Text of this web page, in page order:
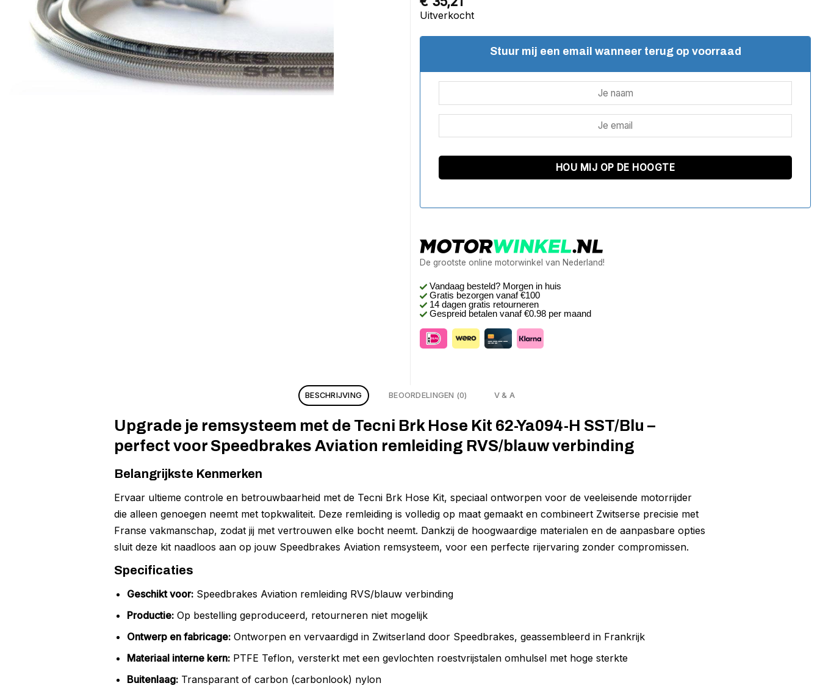
Uitverkocht
Stuur mij een email wanneer terug op voorraad
De grootste online motorwinkel van Nederland!
Vandaag besteld? Morgen in huis
Gratis bezorgen vanaf €100
14 dagen gratis retourneren
Gespreid betalen vanaf €0.98 per maand
BESCHRIJVING BEOORDELINGEN (0) V & A
Upgrade je remsysteem met de Tecni Brk Hose Kit 62-Ya094-H SST/Blu –
perfect voor Speedbrakes Aviation remleiding RVS/blauw verbinding
Belangrijkste Kenmerken
Ervaar ultieme controle en betrouwbaarheid met de Tecni Brk Hose Kit, speciaal ontworpen voor de veeleisende motorrijder
die alleen genoegen neemt met topkwaliteit. Deze remleiding is volledig op maat gemaakt en combineert Zwitserse precisie met
Franse vakmanschap, zodat jij met vertrouwen elke bocht neemt. Dankzij de hoogwaardige materialen en de aanpasbare opties
sluit deze kit naadloos aan op jouw Speedbrakes Aviation remsysteem, voor een perfecte rijervaring zonder compromissen.
Specificaties
Geschikt voor:Speedbrakes Aviation remleiding RVS/blauw verbinding
Productie:Op bestelling geproduceerd, retourneren niet mogelijk
Ontwerp en fabricage:Ontworpen en vervaardigd in Zwitserland door Speedbrakes, geassembleerd in Frankrijk
Materiaal interne kern:PTFE Teflon, versterkt met een gevlochten roestvrijstalen omhulsel met hoge sterkte
Buitenlaag:Transparant of carbon (carbonlook) nylon